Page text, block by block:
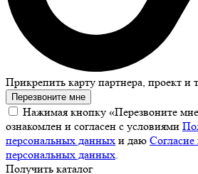
Прикрепить карту партнера, проект и
Перезвоните мне
Нажимая кнопку «Перезвоните
ознакомлен и согласен с условиями
персональных данных и даю
персональных данных
Получить каталог